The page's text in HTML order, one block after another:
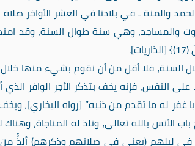
والمنة ـ في بلادنا في العشر الأواخر
والمساجد، وهي سنة طوال السنة، وقد
السنة، فلا أقل من أن نقوم بشيء منها
على النفس، فإنه يخف بتذكر الأجر الوافر
غفر له ما تقدم من ذنبه” [رواه البخاري]، ويخف
الأنس بالله تعالى، وتلذ له المناجاة،
ليلهم (يعني في صلاتهم وذكرهم) ألذُّ